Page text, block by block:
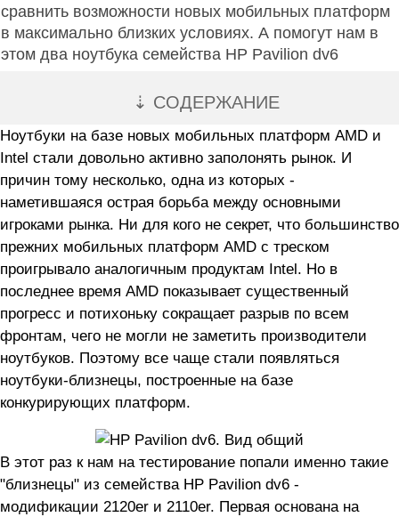
сравнить возможности новых мобильных платформ
в максимально близких условиях. А помогут нам в
этом два ноутбука семейства HP Pavilion dv6
⇣ СОДЕРЖАНИЕ
Ноутбуки на базе новых мобильных платформ AMD и
Intel стали довольно активно заполонять рынок. И
причин тому несколько, одна из которых -
наметившаяся острая борьба между основными
игроками рынка. Ни для кого не секрет, что большинство
прежних мобильных платформ AMD с треском
проигрывало аналогичным продуктам Intel. Но в
последнее время AMD показывает существенный
прогресс и потихоньку сокращает разрыв по всем
фронтам, чего не могли не заметить производители
ноутбуков. Поэтому все чаще стали появляться
ноутбуки-близнецы, построенные на базе
конкурирующих платформ.
В этот раз к нам на тестирование попали именно такие
"близнецы" из семейства HP Pavilion dv6 -
модификации 2120er и 2110er. Первая основана на